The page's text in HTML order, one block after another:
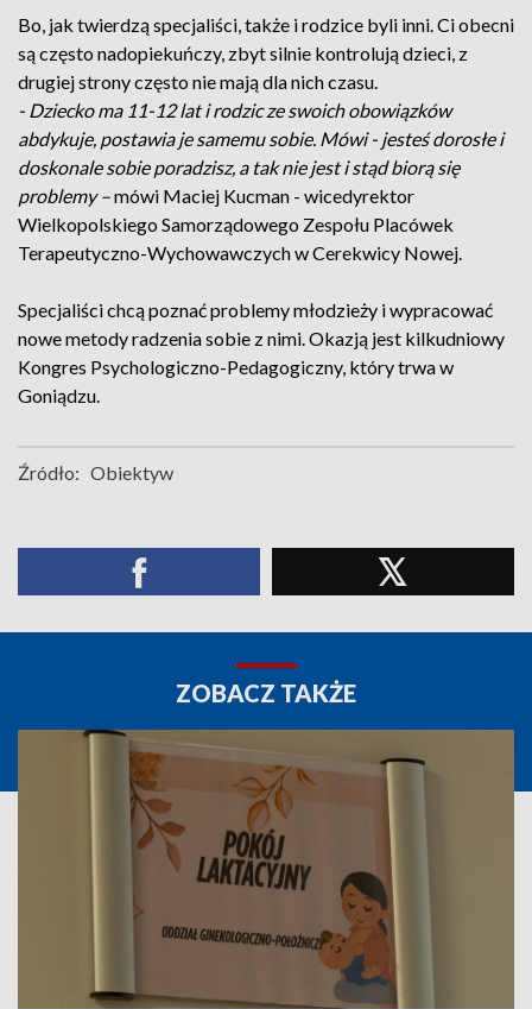
Bo, jak twierdzą specjaliści, także i rodzice byli inni. Ci obecni
są często nadopiekuńczy, zbyt silnie kontrolują dzieci, z
drugiej strony często nie mają dla nich czasu.
- Dziecko ma 11-12 lat i rodzic ze swoich obowiązków
abdykuje, postawia je samemu sobie. Mówi - jesteś dorosłe i
doskonale sobie poradzisz, a tak nie jest i stąd biorą się
problemy –mówi Maciej Kucman - wicedyrektor
Wielkopolskiego Samorządowego Zespołu Placówek
Terapeutyczno-Wychowawczych w Cerekwicy Nowej.
Specjaliści chcą poznać problemy młodzieży i wypracować
nowe metody radzenia sobie z nimi. Okazją jest kilkudniowy
Kongres Psychologiczno-Pedagogiczny, który trwa w
Goniądzu.
Źródło: Obiektyw
ZOBACZ TAKŻE